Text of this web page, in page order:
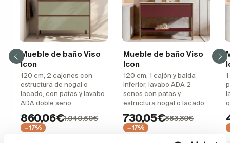
Mueble de baño Viso
Icon
120 cm, 2 cajones con
estructura de nogal o
lacado, con patas y lavabo
ADA doble seno
860,06€1.040,60€
−17%
Mueble de baño Viso
Icon
120 cm, 1 cajón y balda
inferior, lavabo ADA 2
senos con patas y
estructura nogal o lacado
730,05€883,30€
−17%